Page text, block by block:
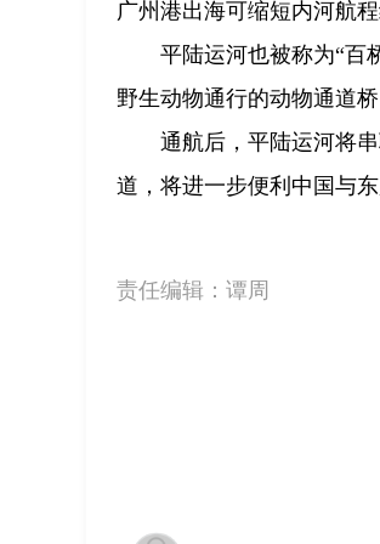
广州港出海可缩短内河航程
平陆运河也被称为“百
野生动物通行的动物通道
通航后，平陆运河将
道，将进一步便利中国与
责任编辑： 谭周